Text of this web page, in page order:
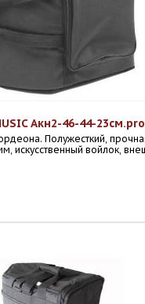
Акн2-46-44-23см.pro
Полужесткий,
искусственный войлок,